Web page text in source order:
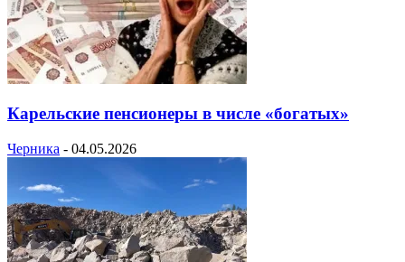
Карельские пенсионеры в числе «богатых»
Черника - 04.05.2026